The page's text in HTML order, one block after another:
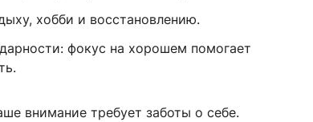
хобби и восстановлению.
фокус на хорошем помогает
внимание требует заботы о себе.